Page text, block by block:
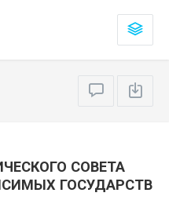
СОВЕТА
ГОСУДАРСТВ